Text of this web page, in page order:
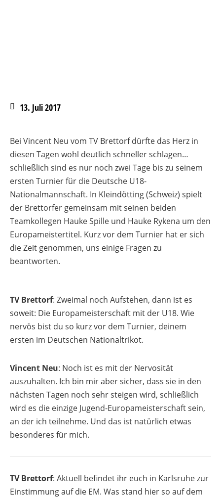
13. Juli 2017
Bei Vincent Neu vom TV Brettorf dürfte das Herz in
diesen Tagen wohl deutlich schneller schlagen…
schließlich sind es nur noch zwei Tage bis zu seinem
ersten Turnier für die Deutsche U18-
Nationalmannschaft. In Kleindötting (Schweiz) spielt
der Brettorfer gemeinsam mit seinen beiden
Teamkollegen Hauke Spille und Hauke Rykena um den
Europameistertitel. Kurz vor dem Turnier hat er sich
die Zeit genommen, uns einige Fragen zu
beantworten.
TV Brettorf: Zweimal noch Aufstehen, dann ist es
soweit: Die Europameisterschaft mit der U18. Wie
nervös bist du so kurz vor dem Turnier, deinem
ersten im Deutschen Nationaltrikot.
Vincent Neu: Noch ist es mit der Nervosität
auszuhalten. Ich bin mir aber sicher, dass sie in den
nächsten Tagen noch sehr steigen wird, schließlich
wird es die einzige Jugend-Europameisterschaft sein,
an der ich teilnehme. Und das ist natürlich etwas
besonderes für mich.
TV Brettorf: Aktuell befindet ihr euch in Karlsruhe zur
Einstimmung auf die EM. Was stand hier so auf dem